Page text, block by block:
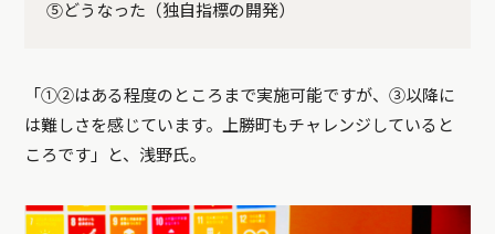
⑤どうなった（独自指標の開発）
「①②はある程度のところまで実施可能ですが、③以降に
は難しさを感じています。上勝町もチャレンジしていると
ころです」と、浅野氏。